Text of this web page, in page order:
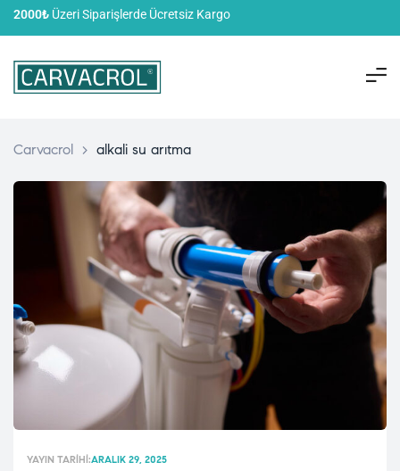
2000₺ Üzeri Siparişlerde Ücretsiz Kargo
Carvacrol > alkali su arıtma
YAYIN TARIHI:ARALIK 29, 2025